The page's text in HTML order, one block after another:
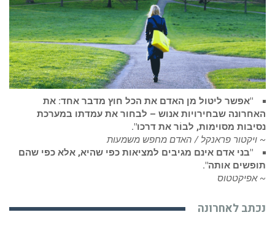
"אפשר ליטול מן האדם את הכל חוץ מדבר אחד: את
האחרונה שבחירויות אנוש – לבחור את עמדתו במערכת
נסיבות מסוימות, לבוֹר את דרכו".
~ ויקטור פראנקל / האדם מחפש משמעות
"בני אדם אינם מגיבים למציאות כפי שהיא, אלא כפי שהם
תופשים אותה".
~ אפיקטטוס
נכתב לאחרונה